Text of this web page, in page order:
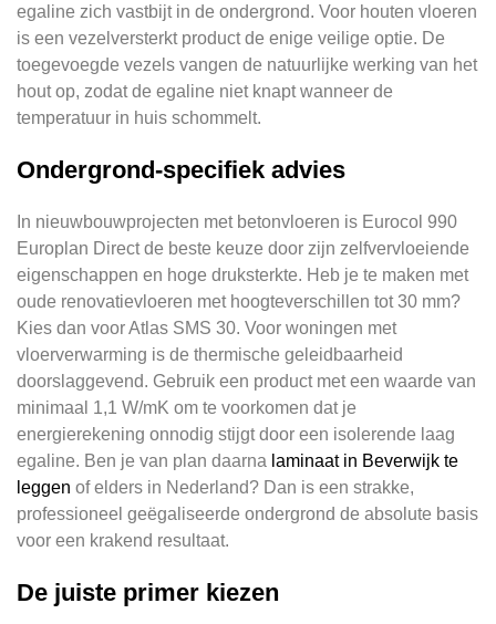
egaline zich vastbijt in de ondergrond. Voor houten vloeren
is een vezelversterkt product de enige veilige optie. De
toegevoegde vezels vangen de natuurlijke werking van het
hout op, zodat de egaline niet knapt wanneer de
temperatuur in huis schommelt.
Ondergrond-specifiek advies
In nieuwbouwprojecten met betonvloeren is Eurocol 990
Europlan Direct de beste keuze door zijn zelfvervloeiende
eigenschappen en hoge druksterkte. Heb je te maken met
oude renovatievloeren met hoogteverschillen tot 30 mm?
Kies dan voor Atlas SMS 30. Voor woningen met
vloerverwarming is de thermische geleidbaarheid
doorslaggevend. Gebruik een product met een waarde van
minimaal 1,1 W/mK om te voorkomen dat je
energierekening onnodig stijgt door een isolerende laag
egaline. Ben je van plan daarna laminaat in Beverwijk te
leggen of elders in Nederland? Dan is een strakke,
professioneel geëgaliseerde ondergrond de absolute basis
voor een krakend resultaat.
De juiste primer kiezen